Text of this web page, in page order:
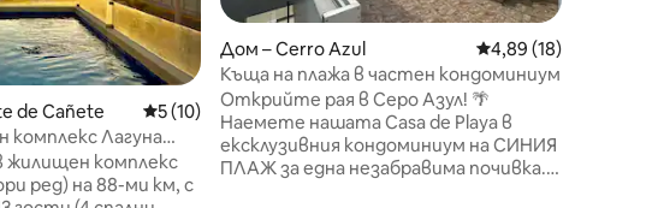
de Cañete Средна оценка: 5 от 5, 10 отзива
5 (10)
Лагуна
и басейн
жилищен комплекс
ред) на 88-ми км, с
Дом – Cerro Azul Средна оценка:
4,89 (18)
Къща на плажа в частен кондоминиум
Открийте рая в Серо Азул! 🌴
Наемете нашата Casa de Playa в
ексклузивния кондоминиум на СИНИЯ
ПЛАЖ за една незабравима почивка.